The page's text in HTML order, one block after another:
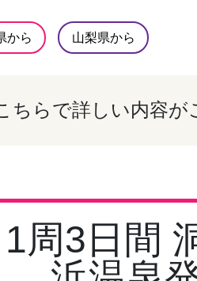
から 山梨県から
ちらで詳しい内容が
周3日間